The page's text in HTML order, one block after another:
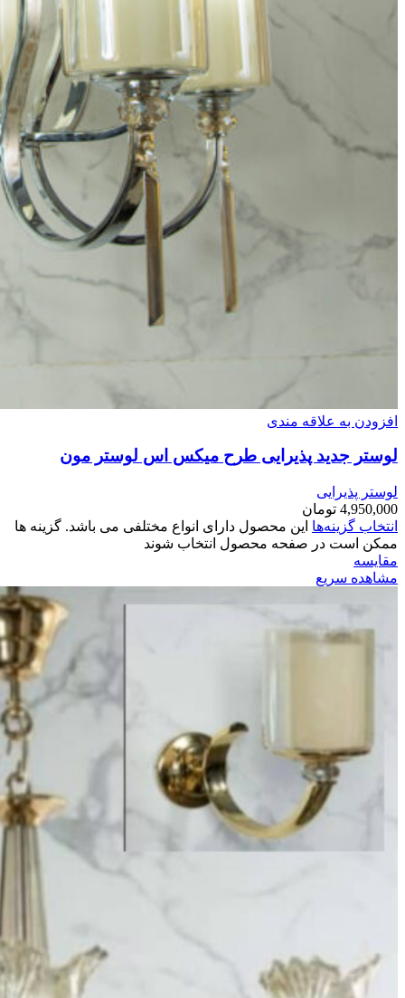
افزودن به علاقه مندی
لوستر جدید پذیرایی طرح میکس اس لوستر مون
لوستر پذیرایی
4,950,000 تومان
انتخاب گزینه‌ها این محصول دارای انواع مختلفی می باشد. گزینه ها
ممکن است در صفحه محصول انتخاب شوند
مقایسه
مشاهده سریع